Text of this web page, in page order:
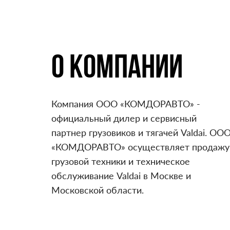
О КОМПАНИИ
Компания ООО «КОМДОРАВТО» -
официальный дилер и сервисный
партнер грузовиков и тягачей Valdai.
«КОМДОРАВТО» осуществляет продажу
грузовой техники и техническое
обслуживание Valdai в Москве и
Московской области.